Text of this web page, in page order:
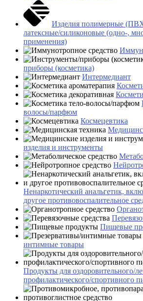
Изделия полимерные
латексные/силиконовые (одно-,
применения)
приборы (косметика)
Интермедиант
волосы/парфюм
Космецевтика
изделия и инструменты
Ненаркотический анальгетик,
другое противовоспалительное
Пищевые
интимные товары
Продукты для оздоровительного/
профилактического/спортивного